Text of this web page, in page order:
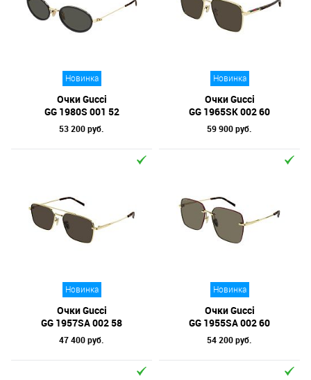
Новинка
Очки Gucci
GG 1980S 001 52
53 200 руб.
Новинка
Очки Gucci
GG 1965SK 002 60
59 900 руб.
Новинка
Очки Gucci
GG 1957SA 002 58
47 400 руб.
Новинка
Очки Gucci
GG 1955SA 002 60
54 200 руб.